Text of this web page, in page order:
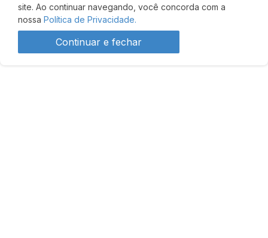
site. Ao continuar navegando, você concorda com a
nossa Política de Privacidade.
Continuar e fechar